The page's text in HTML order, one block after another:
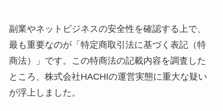
副業やネットビジネスの安全性を確認する上で、
最も重要なのが「特定商取引法に基づく表記（特
商法）」です。この特商法の記載内容を調査した
ところ、株式会社HACHIの運営実態に重大な疑い
が浮上しました。